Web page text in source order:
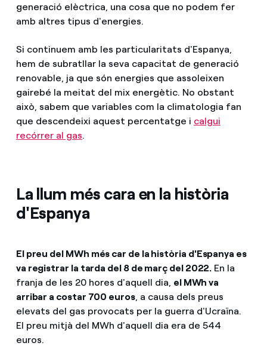
generació elèctrica, una cosa que no podem fer
amb altres tipus d'energies.
Si continuem amb les particularitats d'Espanya,
hem de subratllar la seva capacitat de generació
renovable, ja que són energies que assoleixen
gairebé la meitat del mix energètic. No obstant
això, sabem que variables com la climatologia fan
que descendeixi aquest percentatge i calgui
recórrer al gas.
La llum més cara en la història
d'Espanya
El preu del MWh més car de la història d'Espanya es
va registrar la tarda del 8 de març del 2022. En la
franja de les 20 hores d'aquell dia, el MWh va
arribar a costar 700 euros, a causa dels preus
elevats del gas provocats per la guerra d'Ucraïna.
El preu mitjà del MWh d'aquell dia era de 544
euros.